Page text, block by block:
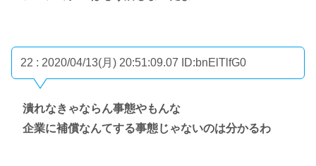
22 : 2020/04/13(月) 20:51:09.07 ID:bnElTlfG0
潰れなきゃならん事態やもんな
企業に補償なんてする事態じゃないのは分かるわ